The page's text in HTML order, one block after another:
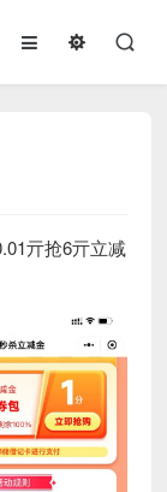
亓抢6亓立减